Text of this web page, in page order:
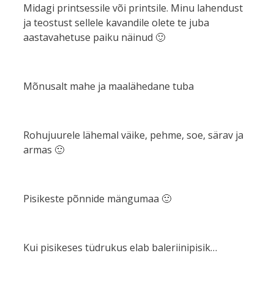
Midagi printsessile või printsile. Minu lahendust
ja teostust sellele kavandile olete te juba
aastavahetuse paiku näinud 🙂
Mõnusalt mahe ja maalähedane tuba
Rohujuurele lähemal väike, pehme, soe, särav ja
armas 🙂
Pisikeste põnnide mängumaa 🙂
Kui pisikeses tüdrukus elab baleriinipisik…